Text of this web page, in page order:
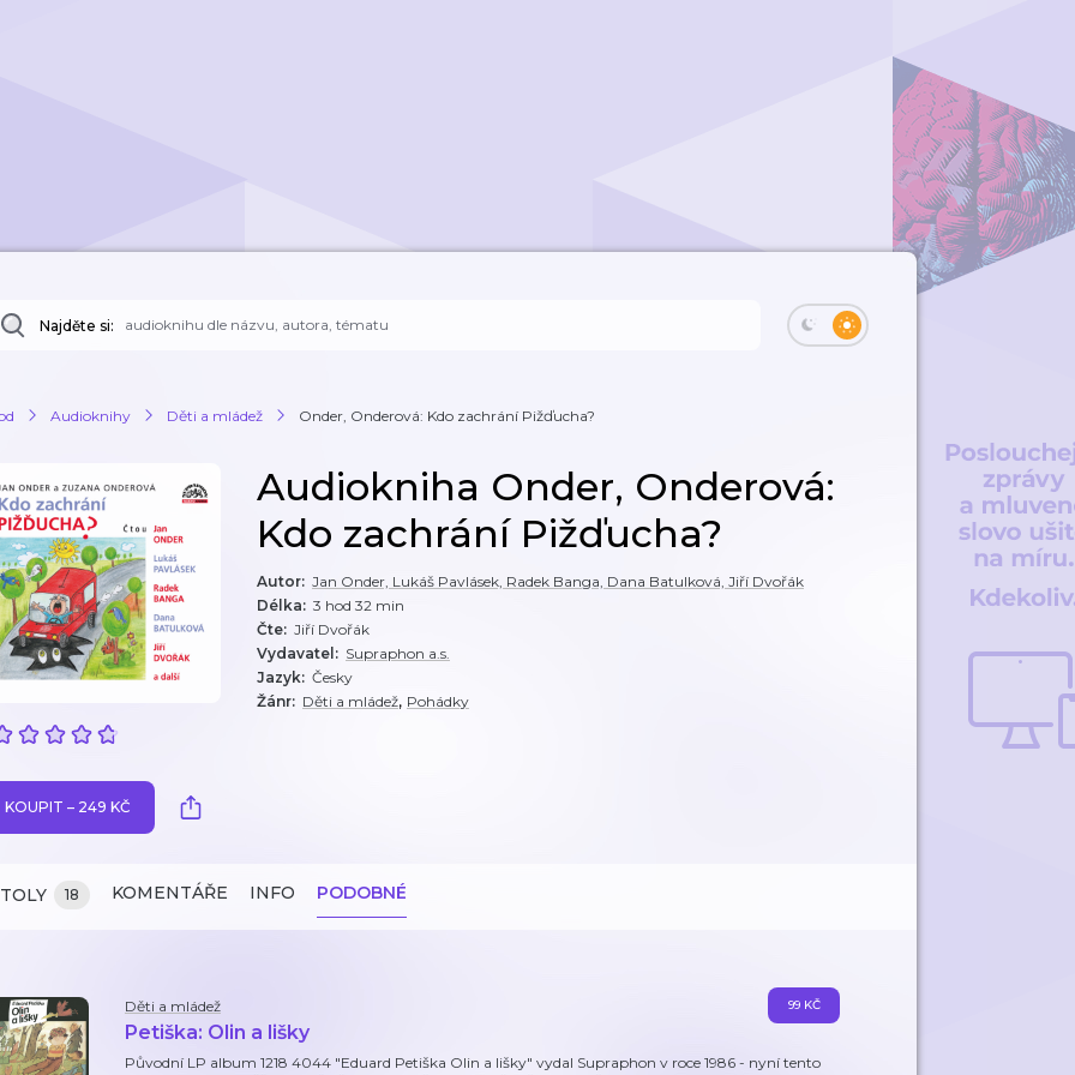
Najděte si:
Audioknihy Děti a mládež Onder, Onderová: Kdo zachrání Pižďucha?
Audiokniha Onder, Onderová:
Kdo zachrání Pižďucha?
Autor: Jan Onder, Lukáš Pavlásek, Radek Banga, Dana Batulková, Jiří Dvořák
Délka: 3 hod 32 min
Čte: Jiří Dvořák
Vydavatel : Supraphon a.s.
Jazyk: Česky
Žánr: Děti a mládež, Pohádky
KOUPIT – 249 KČ
18 KOMENTÁŘE INFO PODOBNÉ
Děti a mládež
Petiška: Olin a lišky
Původní LP album 1218 4044 "Eduard Petiška Olin a lišky" vydal Supraphon v roce 1986 - nyní tento
99 KČ